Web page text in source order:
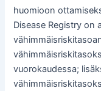
huomioon
Disease Registry on
vuorokaudessa;